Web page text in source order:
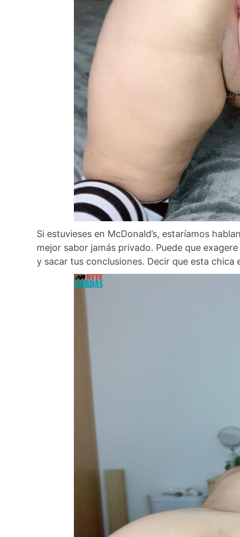
Si estuvieses en McDonald’s, estaríamos
mejor sabor jamás privado. Puede que
y sacar tus conclusiones. Decir que esta